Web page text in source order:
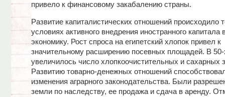
привело к финансовому закабалению страны.
Развитие капиталистических отношений происходило
условиях активного внедрения иностранного капитала
экономику. Рост спроса на египетский хлопок привел к
значительному расширению посевных площадей. В 50-
увеличилось число хлопкоочистительных и сахарных
Развитию товарно-денежных отношений
изменения аграрного законодательства. Были
земли по наследству, ее продажа и сдача в аренду.